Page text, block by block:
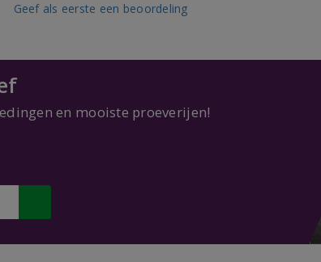
Geef als eerste een beoordeling
en mooiste proeverijen!